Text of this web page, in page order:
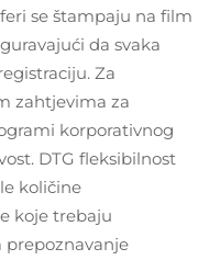
se štampaju na film
da svaka
Za
zahtjevima za
korporativnog
DTG fleksibilnost
količine
koje trebaju
prepoznavanje